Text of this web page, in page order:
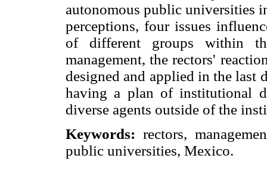
autonomous public universities
perceptions, four issues
of different groups within
management, the rectors'
designed and applied in the last
having a plan of institutional
diverse agents outside of the
Keywords: rectors,
public universities, Mexico.